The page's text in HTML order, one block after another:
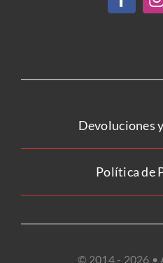
Devoluciones
Política de
© 2014 - 2026 •